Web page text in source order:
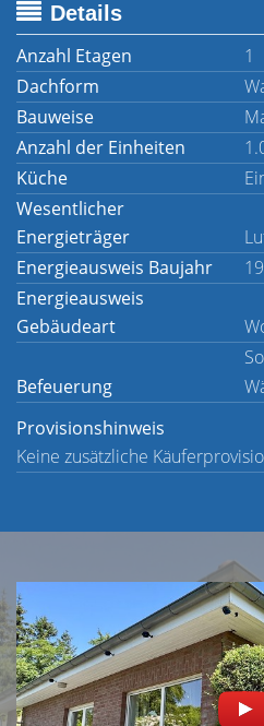
Details
Anzahl Etagen
1
Dachform
Bauweise
Anzahl der Einheiten
Küche
Wesentlicher
Energieträger
Energieausweis Baujahr
Energieausweis
Gebäudeart
Befeuerung
Provisionshinweis
Keine zusätzliche